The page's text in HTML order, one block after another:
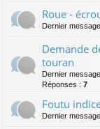
Roue -
Dernier
Demande
touran
Dernier
Réponses : 7
Foutu
Dernier